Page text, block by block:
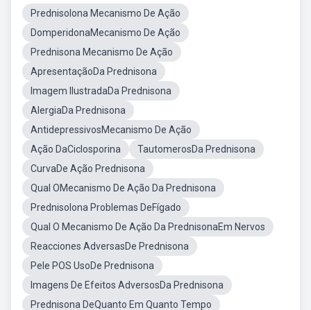
Prednisolona Mecanismo De Ação
DomperidonaMecanismo De Ação
Prednisona Mecanismo De Ação
ApresentaçãoDa Prednisona
Imagem IlustradaDa Prednisona
AlergiaDa Prednisona
AntidepressivosMecanismo De Ação
Ação DaCiclosporina
TautomerosDa Prednisona
CurvaDe Ação Prednisona
Qual OMecanismo De Ação Da Prednisona
Prednisolona Problemas DeFígado
Qual O Mecanismo De Ação Da PrednisonaEm Nervos
Reacciones AdversasDe Prednisona
Pele POS UsoDe Prednisona
Imagens De Efeitos AdversosDa Prednisona
Prednisona DeQuanto Em Quanto Tempo